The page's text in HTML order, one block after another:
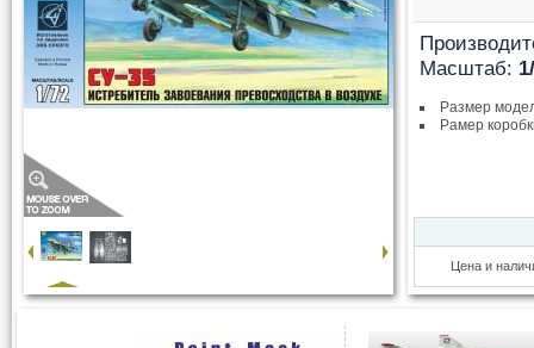
Масштаб:
Размер
Рамер
Цена и